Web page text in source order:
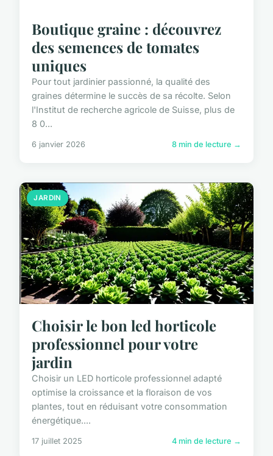
Boutique graine : découvrez
des semences de tomates
uniques
Pour tout jardinier passionné, la qualité des
graines détermine le succès de sa récolte. Selon
l'Institut de recherche agricole de Suisse, plus de
8 0...
6 janvier 2026 8 min de lecture →
JARDIN
Choisir le bon led horticole
professionnel pour votre
jardin
Choisir un LED horticole professionnel adapté
optimise la croissance et la floraison de vos
plantes, tout en réduisant votre consommation
énergétique....
17 juillet 2025 4 min de lecture →